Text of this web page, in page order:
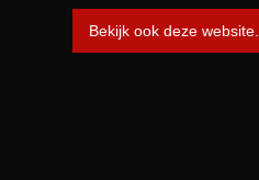
Bekijk ook deze website.